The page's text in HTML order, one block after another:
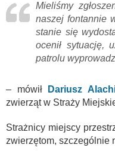
Mieliśmy
naszej fontannie
stanie się
ocenił sytuację,
patrolu
– mówił Dariusz
zwierząt w Straży
Strażnicy miejscy
zwierzętom, szczególnie